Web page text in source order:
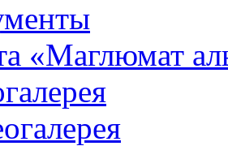
«Маглюмат